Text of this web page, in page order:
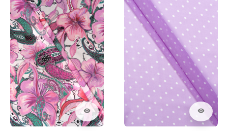
visibility visibility